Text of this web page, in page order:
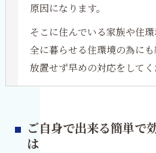
原因になります。
そこに住んでいる家族や住
全に暮らせる住環境の為に
放置せず早めの対応をしてく
ご自身で出来る簡単で
は